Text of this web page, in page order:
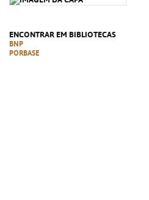
ENCONTRAR EM BIBLIOTECAS
BNP
PORBASE